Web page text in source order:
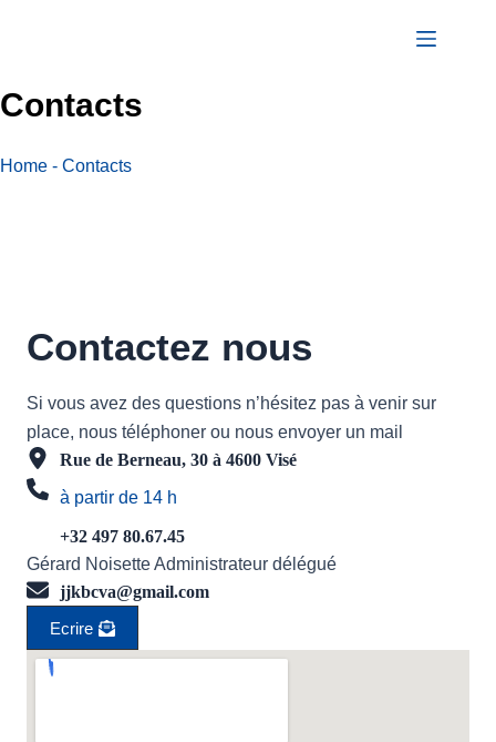
Contacts
Home - Contacts
Contactez nous
Si vous avez des questions n’hésitez pas à venir sur
place, nous téléphoner ou nous envoyer un mail
Rue de Berneau, 30 à 4600 Visé
à partir de 14 h
+32 497 80.67.45
Gérard Noisette Administrateur délégué
jjkbcva@gmail.com
Ecrire